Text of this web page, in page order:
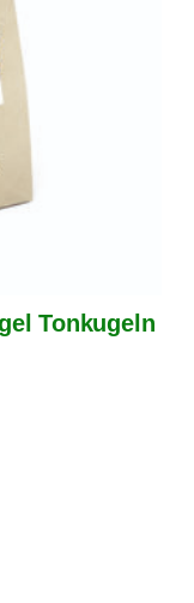
Tonkugeln